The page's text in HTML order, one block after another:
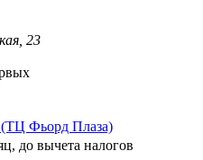
23
Фьорд Плаза)
до вычета налогов